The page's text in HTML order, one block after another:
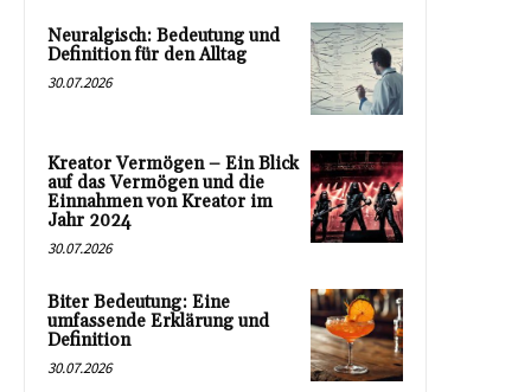
Neuralgisch: Bedeutung und
Definition für den Alltag
30.07.2026
Kreator Vermögen – Ein Blick
auf das Vermögen und die
Einnahmen von Kreator im
Jahr 2024
30.07.2026
Biter Bedeutung: Eine
umfassende Erklärung und
Definition
30.07.2026